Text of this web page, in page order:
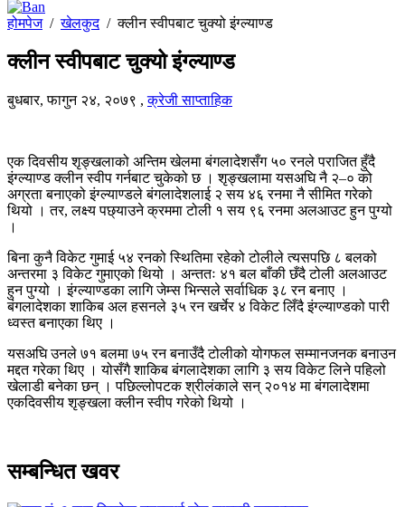
होमपेज/खेलकुद/क्लीन स्वीपबाट चुक्यो इंग्ल्याण्ड
क्लीन स्वीपबाट चुक्यो इंग्ल्याण्ड
बुधबार, फागुन २४, २०७९ ,क्रेजी साप्ताहिक
एक दिवसीय शृङ्खलाको अन्तिम खेलमा बंगलादेशसँग ५० रनले पराजित हुँदै
इंग्ल्याण्ड क्लीन स्वीप गर्नबाट चुकेको छ । शृङ्खलामा यसअघि नै २–० को
अग्रता बनाएको इंग्ल्याण्डले बंगलादेशलाई २ सय ४६ रनमा नै सीमित गरेको
थियो । तर, लक्ष्य पछ्याउने क्रममा टोली १ सय ९६ रनमा अलआउट हुन पुग्यो
।
बिना कुनै विकेट गुमाई ५४ रनको स्थितिमा रहेको टोलीले त्यसपछि ८ बलको
अन्तरमा ३ विकेट गुमाएको थियो । अन्ततः ४१ बल बाँकी छँदै टोली अलआउट
हुन पुग्यो । इंग्ल्याण्डका लागि जेम्स भिन्सले सर्वाधिक ३८ रन बनाए ।
बंगलादेशका शाकिब अल हसनले ३५ रन खर्चेर ४ विकेट लिँदै इंग्ल्याण्डको पारी
ध्वस्त बनाएका थिए ।
यसअघि उनले ७१ बलमा ७५ रन बनाउँदै टोलीको योगफल सम्मानजनक बनाउन
मद्दत गरेका थिए । योसँगै शाकिब बंगलादेशका लागि ३ सय विकेट लिने पहिलो
खेलाडी बनेका छन् । पछिल्लोपटक श्रीलंकाले सन् २०१४ मा बंगलादेशमा
एकदिवसीय शृङ्खला क्लीन स्वीप गरेको थियो ।
सम्बन्धित खवर